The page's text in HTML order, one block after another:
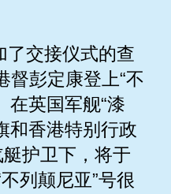
了交接仪式的查
督彭定康登上“不
在英国军舰“漆
和香港特别行政
护卫下，将于
列颠尼亚”号很